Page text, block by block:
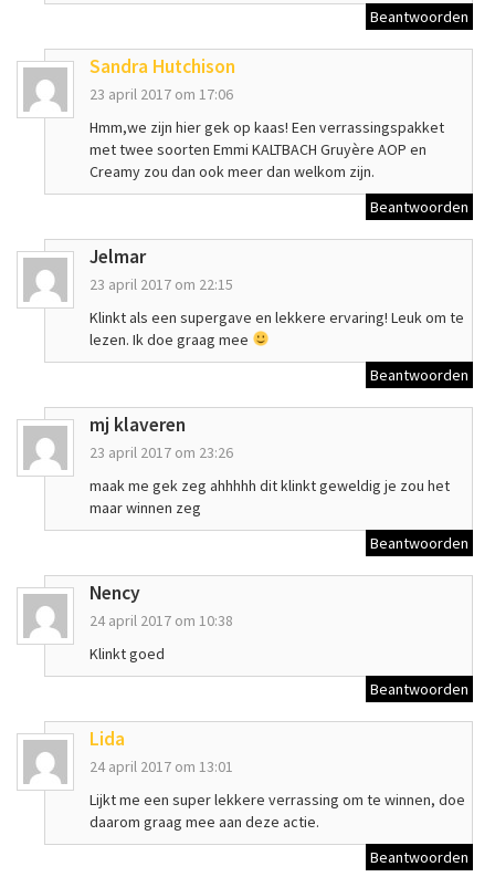
Beantwoorden
Sandra Hutchison
23 april 2017 om 17:06
Hmm,we zijn hier gek op kaas! Een verrassingspakket
met twee soorten Emmi KALTBACH Gruyère AOP en
Creamy zou dan ook meer dan welkom zijn.
Beantwoorden
Jelmar
23 april 2017 om 22:15
Klinkt als een supergave en lekkere ervaring! Leuk om te
lezen. Ik doe graag mee
Beantwoorden
mj klaveren
23 april 2017 om 23:26
maak me gek zeg ahhhhh dit klinkt geweldig je zou het
maar winnen zeg
Beantwoorden
Nency
24 april 2017 om 10:38
Klinkt goed
Beantwoorden
Lida
24 april 2017 om 13:01
Lijkt me een super lekkere verrassing om te winnen, doe
daarom graag mee aan deze actie.
Beantwoorden